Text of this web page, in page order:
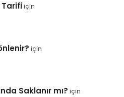
Tarifiiçin
için
Saklanır mı? için